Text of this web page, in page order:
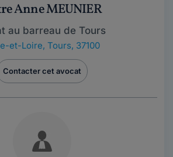
Anne MEUNIER
au barreau de Tours
et-Loire, Tours, 37100
Contacter cet avocat